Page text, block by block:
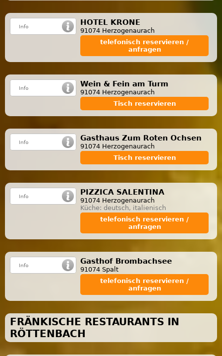
HOTEL KRONE
91074 Herzogenaurach
telefonisch reservieren /
anfragen
Wein & Fein am Turm
91074 Herzogenaurach
Tisch reservieren
Gasthaus Zum Roten Ochsen
91074 Herzogenaurach
Tisch reservieren
PIZZICA SALENTINA
91074 Herzogenaurach
Küche: deutsch, italienisch
telefonisch reservieren /
anfragen
Gasthof Brombachsee
91074 Spalt
telefonisch reservieren /
anfragen
FRÄNKISCHE RESTAURANTS IN
RÖTTENBACH